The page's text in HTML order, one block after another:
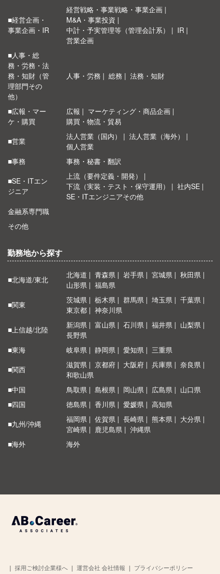
■経営企画・
事業企画・IR
経営戦略・事業戦略・事業企画
M&A・事業投資
中計・予実管理等（管理会計系）
IR
営業企画
■人事・総
務・労務・法
務・知財（管
理部門その
他）
人事・労務 総務 法務・知財
■広報・マー
ケ・購買
広報
マーケティング・商品企画
購買・物流・貿易
■営業
法人営業（国内）
法人営業（海外）
個人営業
■事務
事務・秘書・翻訳
■SE・ITエン
ジニア
上流（要件定義・開発）
下流（実装・テスト・保守運用）
社内SE
SE・ITエンジニアその他
金融系専門職
その他
勤務地から探す
■北海道/東北 北海道 青森県 岩手県 宮城県
秋田県
山形県
福島県
■関東
茨城県 栃木県 群馬県 埼玉県
千葉県
東京都
神奈川県
■上信越/北陸
新潟県 富山県 石川県 福井県
山梨県
長野県
■東海
岐阜県 静岡県 愛知県
三重県
■関西
滋賀県 京都府 大阪府 兵庫県
奈良県
和歌山県
■中国
鳥取県 島根県 岡山県 広島県
山口県
■四国
徳島県 香川県 愛媛県
高知県
■九州/沖縄
福岡県 佐賀県 長崎県 熊本県
大分県
宮崎県
鹿児島県
沖縄県
■海外
海外
｜ 採用ご検討企業様へ ｜ 運営会社 会社情報 ｜ プライバシーポリシー